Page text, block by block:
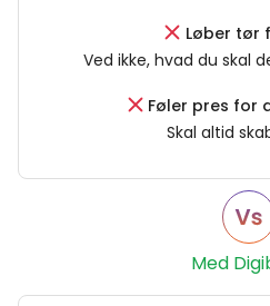
Løber tør
Ved ikke, hvad du skal
Føler pres for
Skal altid
Med